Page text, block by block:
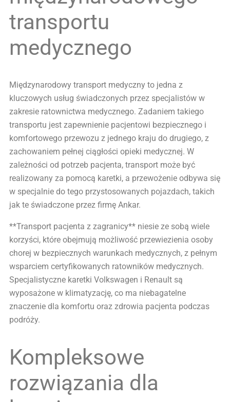
transportu
medycznego
Międzynarodowy transport medyczny to jedna z
kluczowych usług świadczonych przez specjalistów w
zakresie ratownictwa medycznego. Zadaniem takiego
transportu jest zapewnienie pacjentowi bezpiecznego i
komfortowego przewozu z jednego kraju do drugiego, z
zachowaniem pełnej ciągłości opieki medycznej. W
zależności od potrzeb pacjenta, transport może być
realizowany za pomocą karetki, a przewożenie odbywa się
w specjalnie do tego przystosowanych pojazdach, takich
jak te świadczone przez firmę Ankar.
**Transport pacjenta z zagranicy** niesie ze sobą wiele
korzyści, które obejmują możliwość przewiezienia osoby
chorej w bezpiecznych warunkach medycznych, z pełnym
wsparciem certyfikowanych ratowników medycznych.
Specjalistyczne karetki Volkswagen i Renault są
wyposażone w klimatyzację, co ma niebagatelne
znaczenie dla komfortu oraz zdrowia pacjenta podczas
podróży.
Kompleksowe
rozwiązania dla